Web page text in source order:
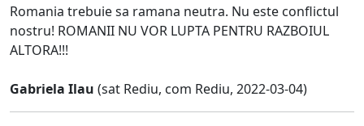
Romania trebuie sa ramana neutra. Nu este conflictul
nostru! ROMANII NU VOR LUPTA PENTRU RAZBOIUL
ALTORA!!!
Gabriela Ilau (sat Rediu, com Rediu, 2022-03-04)